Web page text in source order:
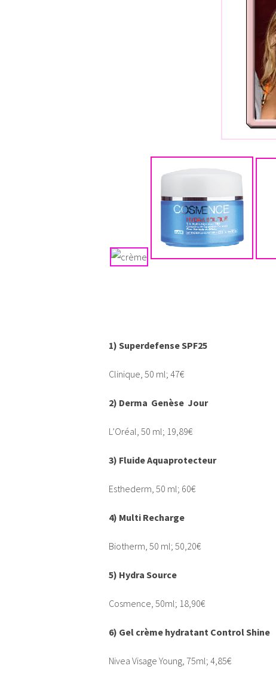
1) Superdefense SPF25
Clinique, 50 ml; 47€
2) Derma Genèse Jour
L’Oréal, 50 ml; 19,89€
3) Fluide Aquaprotecteur
Esthederm, 50 ml; 60€
4) Multi Recharge
Biotherm, 50 ml; 50,20€
5) Hydra Source
Cosmence, 50ml; 18,90€
6) Gel crème hydratant Control Shine
Nivea Visage Young, 75ml; 4,85€